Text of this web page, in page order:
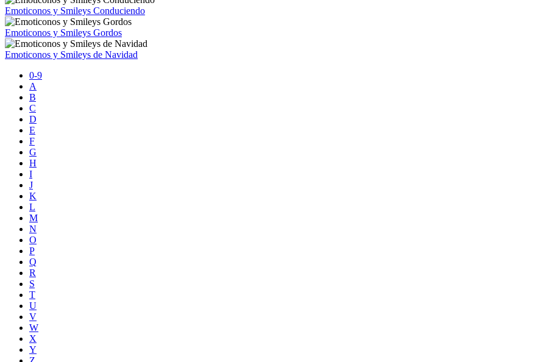
Emoticonos y Smileys Conduciendo
Emoticonos y Smileys Gordos
Emoticonos y Smileys de Navidad
0-9
A
B
C
D
E
F
G
H
I
J
K
L
M
N
O
P
Q
R
S
T
U
V
W
X
Y